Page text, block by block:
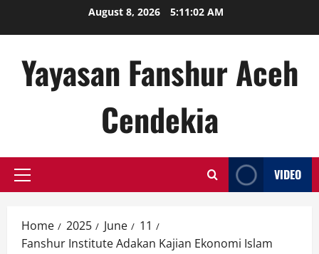
August 8, 2026 5:11:03 AM
Yayasan Fanshur Aceh
Cendekia
Primary
VIDEO
Home 2025 June
11
Fanshur Institute Adakan Kajian Ekonomi Islam